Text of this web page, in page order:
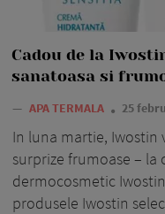
Cadou de la
sanatoasa si
— APA TERMALA 25
In luna martie, Iwostin
surprize frumoase –
dermocosmetic
produsele Iwostin